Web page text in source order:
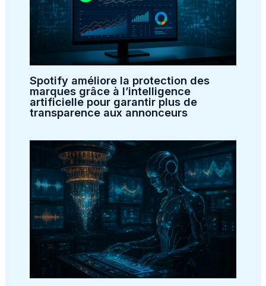
Spotify améliore la protection des
marques grâce à l’intelligence
artificielle pour garantir plus de
transparence aux annonceurs